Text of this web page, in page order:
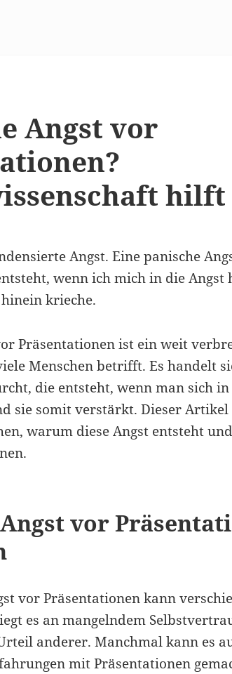
Angst vor
hilft
Angst. Eine panische
wenn ich mich in die Angst
hinein krieche.
Präsentationen ist ein weit
Menschen betrifft. Es handelt
die entsteht, wenn man sich
sie somit verstärkt. Dieser
warum diese Angst entsteht
vor
vor Präsentationen kann
es an mangelndem
anderer. Manchmal kann es
mit Präsentationen